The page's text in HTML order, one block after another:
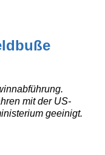
mit der US-
geeinigt.